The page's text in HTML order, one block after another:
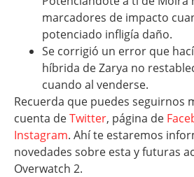
marcadores de impacto
potenciado infligía daño.
Se corrigió un error que
híbrida de Zarya no
cuando al venderse.
Recuerda que puedes seguirnos
cuenta deTwitter, página de
Instagram. Ahí te estaremos
novedades sobre esta y futuras
Overwatch 2.